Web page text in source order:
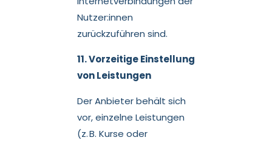
Nutzer:innen
zurückzuführen sind.
11. Vorzeitige Einstellung
von Leistungen
Der Anbieter behält sich
vor, einzelne Leistungen
(z. B. Kurse oder